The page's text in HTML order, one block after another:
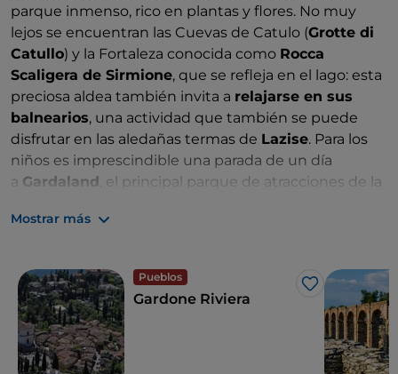
parque inmenso, rico en plantas y flores. No muy
lejos se encuentran las Cuevas de Catulo (Grotte di
Catullo) y la Fortaleza conocida como Rocca
Scaligera de Sirmione, que se refleja en el lago: esta
preciosa aldea también invita a relajarse en sus
balnearios, una actividad que también se puede
disfrutar en las aledañas termas de Lazise. Para los
niños es imprescindible una parada de un día
a Gardaland
, el principal parque de atracciones de la
Mostrar más
Pueblos
Me gusta
Gardone Riviera